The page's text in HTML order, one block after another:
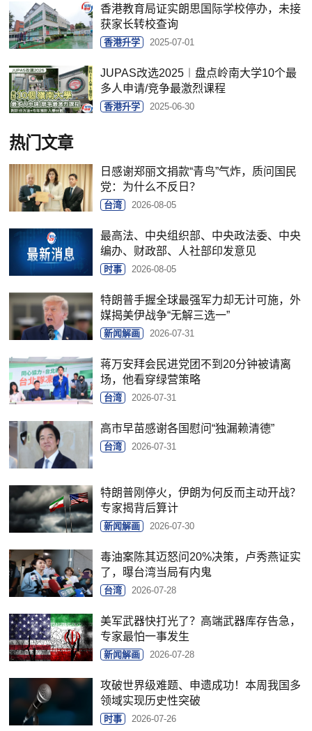
香港教育局证实朗思国际学校停办，未接
获家长转校查询
香港升学 2025-07-01
JUPAS改选2025︱盘点岭南大学10个最
多人申请/竞争最激烈课程
香港升学 2025-06-30
热门文章
日感谢郑丽文捐款“青鸟”气炸，质问国民
党：为什么不反日？
台湾 2026-08-05
最高法、中央组织部、中央政法委、中央
编办、财政部、人社部印发意见
时事 2026-08-05
特朗普手握全球最强军力却无计可施，外
媒揭美伊战争“无解三选一”
新闻解画 2026-07-31
蒋万安拜会民进党团不到20分钟被请离
场，他看穿绿营策略
台湾 2026-07-31
高市早苗感谢各国慰问“独漏赖清德”
台湾 2026-07-31
特朗普刚停火，伊朗为何反而主动开战？
专家揭背后算计
新闻解画 2026-07-30
毒油案陈其迈怒问20%决策，卢秀燕证实
了，曝台湾当局有内鬼
台湾 2026-07-28
美军武器快打光了？高端武器库存告急，
专家最怕一事发生
新闻解画 2026-07-28
攻破世界级难题、申遗成功！本周我国多
领域实现历史性突破
时事 2026-07-26